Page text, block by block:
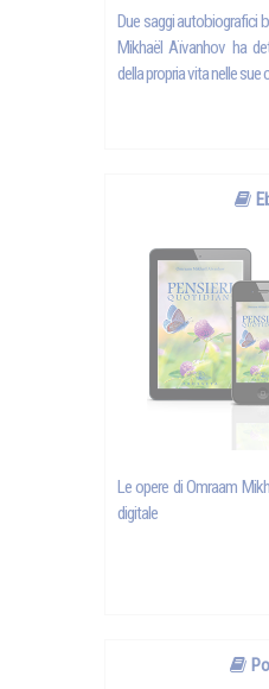
Due saggi autobiografici
Mikhaël Aïvanhov ha
della propria vita nelle sue
Le opere di Omraam
digitale